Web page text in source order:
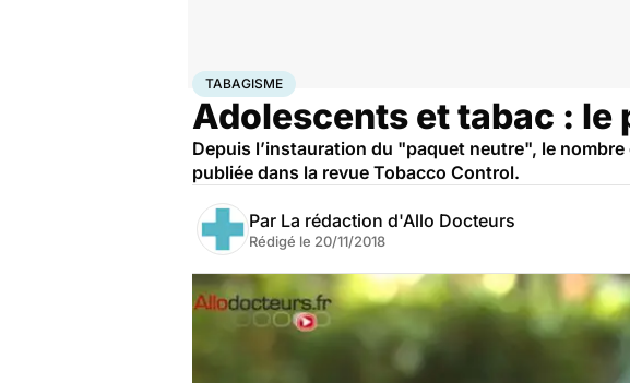
AccueilSantéMaladies
TABAGISME
Adolescents et tabac :
Depuis l’instauration du "paquet neutre", le
publiée dans la revue Tobacco Control.
Par La rédaction d'Allo Docteurs
Rédigé le 20/11/2018